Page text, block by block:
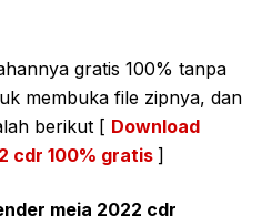
gratis 100% tanpa
membuka file zipnya, dan
berikut [ Download
cdr 100% gratis ]
meja 2022 cdr